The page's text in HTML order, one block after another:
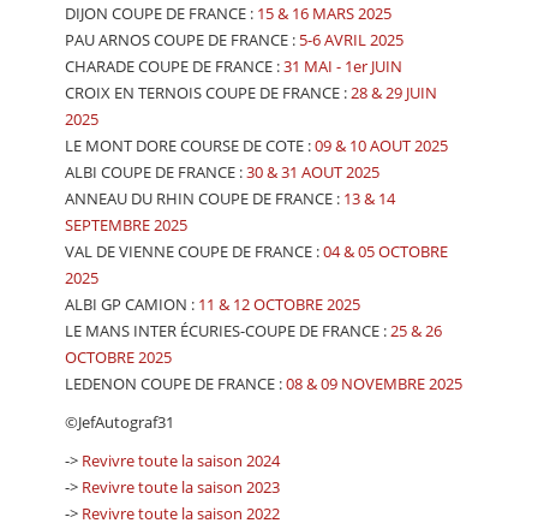
DIJON COUPE DE FRANCE : 15 & 16 MARS 2025
PAU ARNOS COUPE DE FRANCE : 5-6 AVRIL 2025
CHARADE COUPE DE FRANCE :31 MAI - 1er JUIN
CROIX EN TERNOIS COUPE DE FRANCE :28 & 29 JUIN
2025
LE MONT DORE COURSE DE COTE :09 & 10 AOUT 2025
ALBI COUPE DE FRANCE :30 & 31 AOUT 2025
ANNEAU DU RHIN COUPE DE FRANCE : 13 & 14
SEPTEMBRE 2025
VAL DE VIENNE COUPE DE FRANCE :04 & 05 OCTOBRE
2025
ALBI GP CAMION : 11 & 12 OCTOBRE 2025
LE MANS INTER ÉCURIES-COUPE DE FRANCE :25 & 26
OCTOBRE 2025
LEDENON COUPE DE FRANCE :08 & 09 NOVEMBRE 2025
©JefAutograf31
-> Revivre toute la saison 2024
-> Revivre toute la saison 2023
-> Revivre toute la saison 2022